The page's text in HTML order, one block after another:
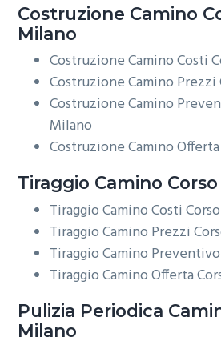
Costruzione Camino
Milano
Costruzione Camino Costi
Costruzione Camino
Costruzione Camino
Milano
Costruzione Camino
Tiraggio Camino
Tiraggio Camino Costi
Tiraggio Camino Prezzi
Tiraggio Camino
Tiraggio Camino Offerta
Pulizia Periodica
Milano